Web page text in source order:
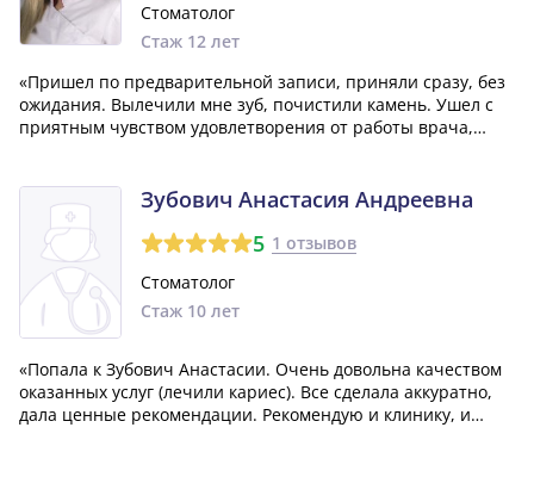
Стоматолог
Стаж 12 лет
«Пришел по предварительной записи, приняли сразу, без
ожидания. Вылечили мне зуб, почистили камень. Ушел с
приятным чувством удовлетворения от работы врача,
Кравцовой за ее терпение и чуткость.»
Зубович Анастасия Андреевна
5 1 отзывов
Стоматолог
Стаж 10 лет
«Попала к Зубович Анастасии. Очень довольна качеством
оказанных услуг (лечили кариес). Все сделала аккуратно,
дала ценные рекомендации. Рекомендую и клинику, и